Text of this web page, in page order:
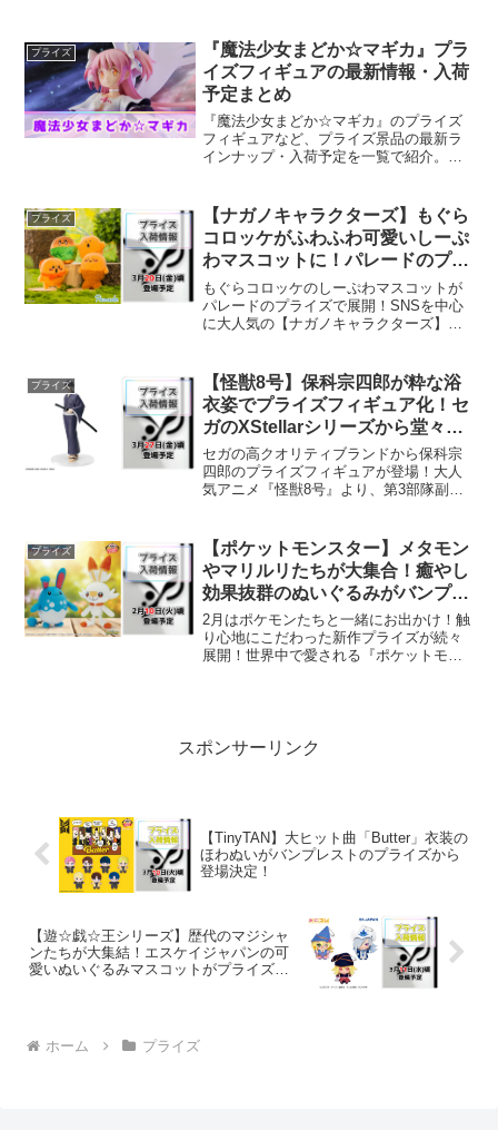
プライズ
『魔法少女まどか☆マギカ』プラ
イズフィギュアの最新情報・入荷
予定まとめ
『魔法少女まどか☆マギカ』のプライズ
フィギュアなど、プライズ景品の最新ラ
インナップ・入荷予定を一覧で紹介。人
プライズ
【ナガノキャラクターズ】もぐら
コロッケがふわふわ可愛いしーぷ
わマスコットに！パレードのプラ
イズから登場！
もぐらコロッケのしーぷわマスコットが
パレードのプライズで展開！SNSを中心
に大人気の【ナガノキャラクターズ】よ
質感がたまらない「しーぷわマスコッ
ト」としての立体化です。...
プライズ
【怪獣8号】保科宗四郎が粋な浴
衣姿でプライズフィギュア化！セ
ガのXStellarシリーズから堂々登
場！
セガの高クオリティブランドから保科宗
四郎のプライズフィギュアが登場！大人
気アニメ『怪獣8号』より、第3部隊副隊
防衛隊スーツとは打って変わり、涼しげ
で粋な浴衣姿での立体化...
プライズ
【ポケットモンスター】メタモン
やマリルリたちが大集合！癒やし
効果抜群のぬいぐるみがバンプレ
ストのプライズに登場！
2月はポケモンたちと一緒にお出かけ！触
り心地にこだわった新作プライズが続々
展開！世界中で愛される『ポケットモン
スポンサーリンク
【TinyTAN】大ヒット曲「Butter」衣装の
ほわぬいがバンプレストのプライズから
登場決定！
【遊☆戯☆王シリーズ】歴代のマジシャ
ンたちが大集結！エスケイジャパンの可
愛いぬいぐるみマスコットがプライズで
ホーム プライズ